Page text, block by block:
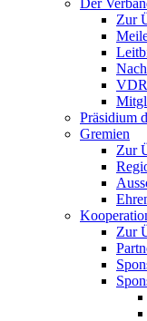
Der
Zur
Präsidium
Gremien
Zur
Zur